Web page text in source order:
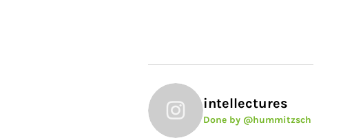
intellectures
Done by @hummitzsch